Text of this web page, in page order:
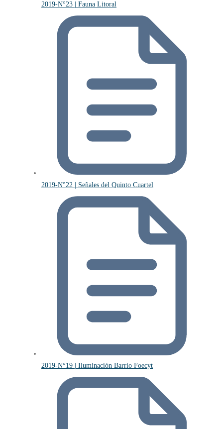
2019-N°23 | Fauna Litoral
2019-N°22 | Señales del Quinto Cuartel
2019-N°19 | Iluminación Barrio Foecyt